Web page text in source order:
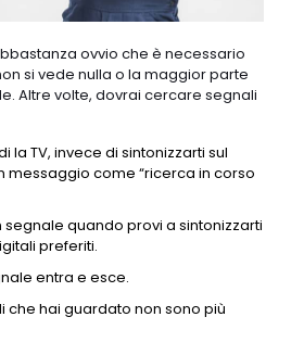
ovvio che è necessario
si vede nulla o la maggior parte
Altre volte, dovrai cercare segnali
la TV, invece di sintonizzarti sul
messaggio come “ricerca in corso
segnale quando provi a sintonizzarti
preferiti.
entra e esce.
che hai guardato non sono più